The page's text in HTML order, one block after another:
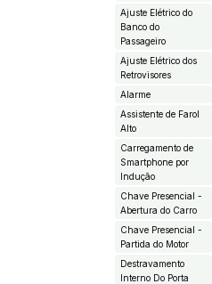
Ajuste Elétrico do
Banco do
Passageiro
Ajuste Elétrico dos
Retrovisores
Alarme
Assistente de Farol
Alto
Carregamento de
Smartphone por
Indução
Chave Presencial -
Abertura do Carro
Chave Presencial -
Partida do Motor
Destravamento
Interno Do Porta